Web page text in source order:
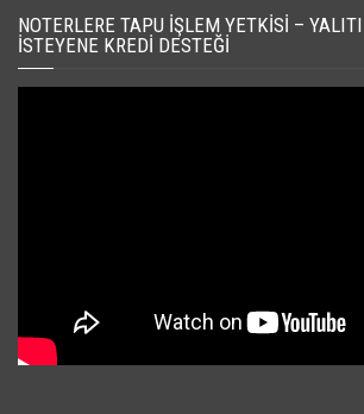
NOTERLERE TAPU İŞLEM YETKISI –
İSTEYENE KREDI DESTEĞI